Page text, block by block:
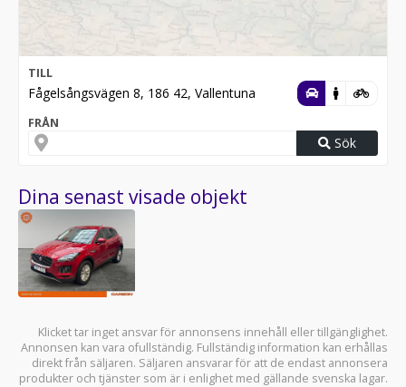
TILL
Fågelsångsvägen 8, 186 42, Vallentuna
FRÅN
Sök
Dina senast visade objekt
Klicket tar inget ansvar för annonsens innehåll eller tillgänglighet.
Annonsen kan vara ofullständig. Fullständig information kan erhållas
direkt från säljaren. Säljaren ansvarar för att de endast annonsera
produkter och tjänster som är i enlighet med gällande svenska lagar.